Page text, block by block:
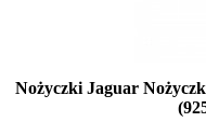
Nożyczki Jaguar